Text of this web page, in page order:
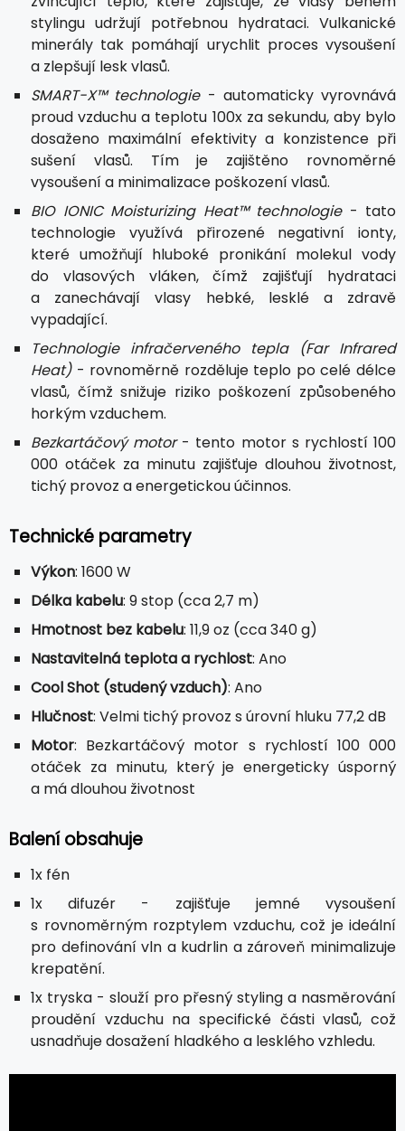
stylingu udržují potřebnou hydrataci. Vulkanické
minerály tak pomáhají urychlit proces vysoušení
a zlepšují lesk vlasů.
SMART-X™ technologie- automaticky vyrovnává
proud vzduchu a teplotu 100x za sekundu, aby bylo
dosaženo maximální efektivity a konzistence při
sušení vlasů. Tím je zajištěno rovnoměrné
vysoušení a minimalizace poškození vlasů.
BIO IONIC Moisturizing Heat™ technologie- tato
technologie využívá přirozené negativní ionty,
které umožňují hluboké pronikání molekul vody
do vlasových vláken, čímž zajišťují hydrataci
a zanechávají vlasy hebké, lesklé a zdravě
vypadající.
Technologie infračerveného tepla (Far Infrared
Heat)- rovnoměrně rozděluje teplo po celé délce
vlasů, čímž snižuje riziko poškození způsobeného
horkým vzduchem.
Bezkartáčový motor- tento motor s rychlostí 100
000 otáček za minutu zajišťuje dlouhou životnost,
tichý provoz a energetickou účinnos.
Technické parametry
Výkon: 1600 W
Délka kabelu: 9 stop (cca 2,7 m)
Hmotnost bez kabelu: 11,9 oz (cca 340 g)
Nastavitelná teplota a rychlost: Ano
Cool Shot (studený vzduch): Ano
Hlučnost: Velmi tichý provoz s úrovní hluku 77,2 dB
Motor: Bezkartáčový motor s rychlostí 100 000
otáček za minutu, který je energeticky úsporný
a má dlouhou životnost
Balení obsahuje
1x fén
1x difuzér - zajišťuje jemné vysoušení
s rovnoměrným rozptylem vzduchu, což je ideální
pro definování vln a kudrlin a zároveň minimalizuje
krepatění.
1x tryska - slouží pro přesný styling a nasměrování
proudění vzduchu na specifické části vlasů, což
usnadňuje dosažení hladkého a lesklého vzhledu.